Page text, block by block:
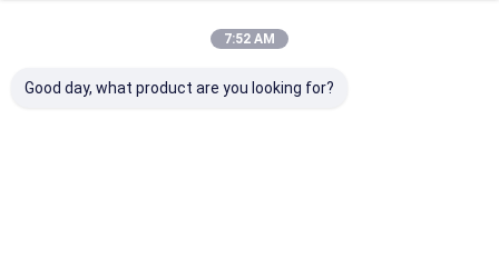
7:52 AM
Good day, what product are you looking for?